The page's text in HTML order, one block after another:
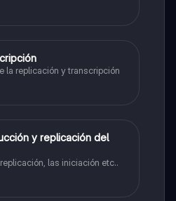
a proteína.
la replicación y transcripción
y replicación del
las iniciación etc..